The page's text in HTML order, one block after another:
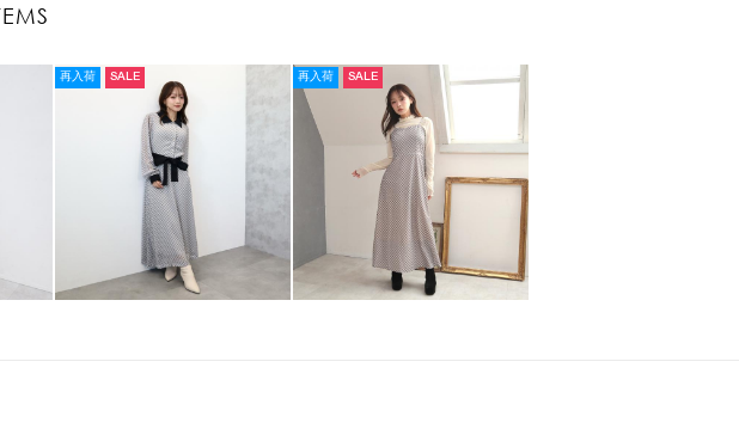
再入荷 SALE 再入荷 SALE